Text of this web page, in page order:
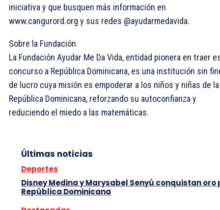
iniciativa y que busquen más información en
www.cangurord.org y sus redes @ayudarmedavida.
Sobre la Fundación
La Fundación Ayudar Me Da Vida, entidad pionera en traer
concurso a República Dominicana, es una institución sin
de lucro cuya misión es empoderar a los niños y niñas de la
República Dominicana, reforzando su autoconfianza y
reduciendo el miedo a las matemáticas.
Últimas noticias
Deportes
Disney Medina y Marysabel Senyú conquistan oro
República Dominicana